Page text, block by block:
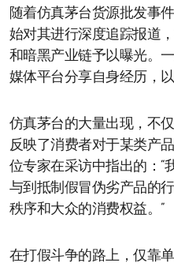
随着仿真茅台货源批发事
始对其进行深度追踪报道
和暗黑产业链予以曝光。
媒体平台分享自身经历，
仿真茅台的大量出现，不
反映了消费者对于某类产
位专家在采访中指出的：“
与到抵制假冒伪劣产品的
秩序和大众的消费权益。”
在打假斗争的路上，仅靠